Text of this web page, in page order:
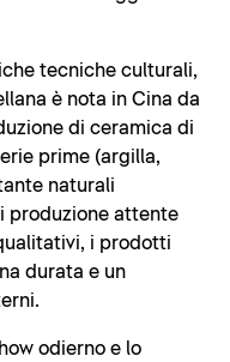
tecniche culturali,
è nota in Cina da
di ceramica di
prime (argilla,
naturali
produzione attente
i prodotti
durata e un
odierno e lo